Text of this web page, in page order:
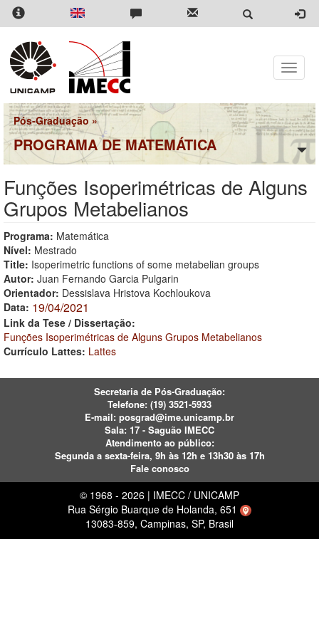
Pular
para
conteúdo
principal
Toggle
Pós-Graduação »
PROGRAMA DE MATEMÁTICA
Funções Isoperimétricas de Alguns
Grupos Metabelianos
Programa: Matemática
Nível: Mestrado
Title: Isoperimetric functions of some metabelian groups
Autor: Juan Fernando Garcia Pulgarin
Orientador: Dessislava Hristova Kochloukova
Data: 19/04/2021
Link da Tese / Dissertação:
Funções Isoperimétricas de Alguns Grupos Metabelianos
Currículo Lattes: Lattes
Secretaria de Pós-Graduação:
Telefone: (19) 3521-5933
E-mail: posgrad@ime.unicamp.br
Sala: 17 - Saguão IMECC
Atendimento ao público:
Segunda a sexta-feira, 9h às 12h e 13h30 às 17h
Fale conosco
© 1968 - 2026 | IMECC / UNICAMP
Rua Sérgio Buarque de Holanda, 651
13083-859, Campinas, SP, Brasil